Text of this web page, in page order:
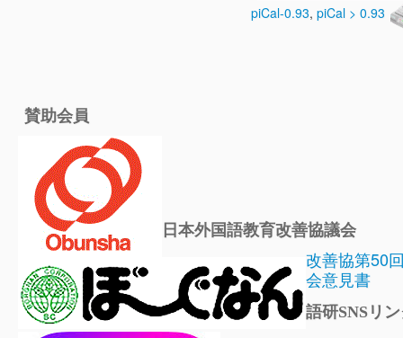
piCal-0.93, piCal > 0.93
賛助会員
日本外国語教育改善協議会
改善協第50
会意見書
語研SNSリ